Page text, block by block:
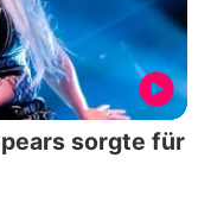
sorgte für